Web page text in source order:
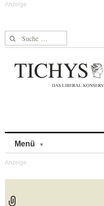
Suche nach:
Menü